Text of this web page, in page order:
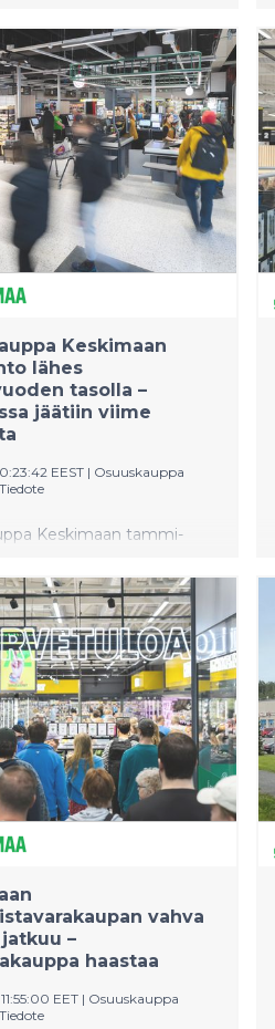
nopeasti kotiovelle,
Keskimaa laajentaa
nopeita
Jyväskylän seudulla. S-
aloittaa ruoan
maanantaista
alkaen. Pikatoimitukset ovat
viime keväästä lähtien
keskustassa
Mestarin Herkussa.
toimii Wolt.
Keskimaan
lähes
tasolla –
jäätiin viime
EEST | Osuuskauppa
Tiedote
Keskimaan tammi-
jossa oli laskua viime
prosenttia. Vuoden
neljänneksellä
jossa
kasvoi hieman, vaikka
sijoittui tänä vuonna
vahva
–
haastaa
EET | Osuuskauppa
Tiedote